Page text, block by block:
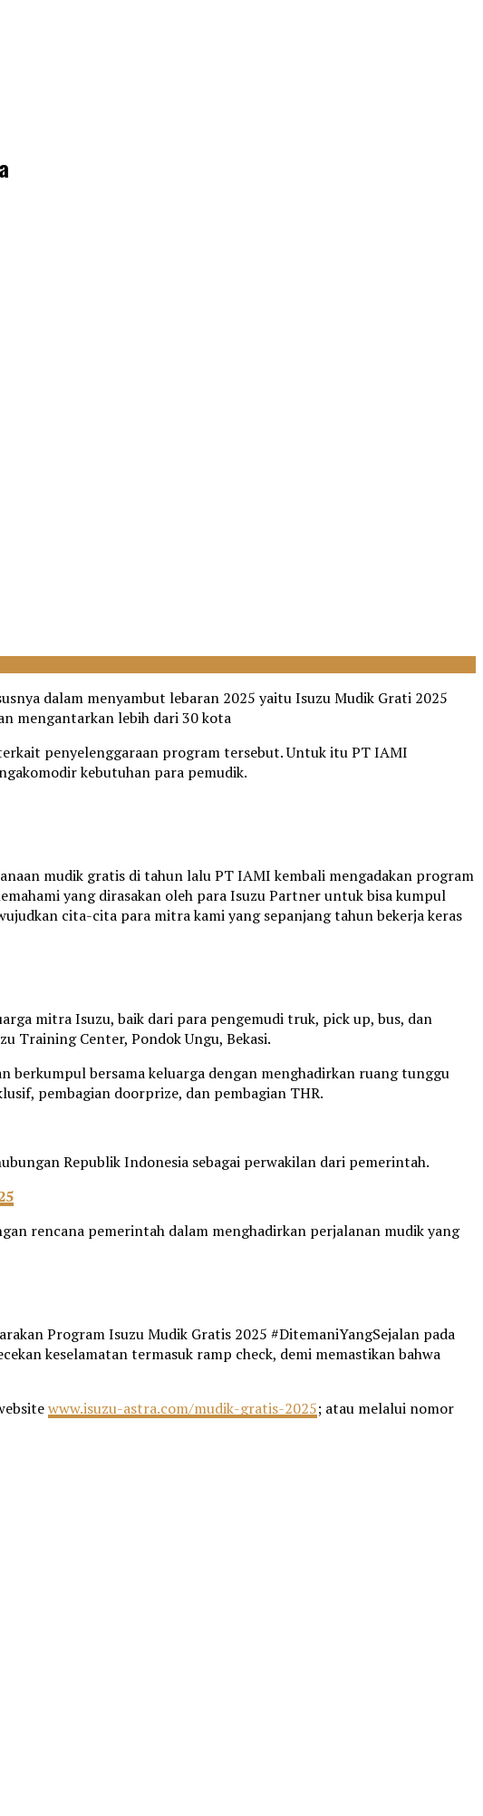
dalam menyambut lebaran 2025 yaitu Isuzu Mudik Grati 2025
mengantarkan lebih dari 30 kota
penyelenggaraan program tersebut. Untuk itu PT IAMI
kebutuhan para pemudik.
mudik gratis di tahun lalu PT IAMI kembali mengadakan program
yang dirasakan oleh para Isuzu Partner untuk bisa kumpul
cita-cita para mitra kami yang sepanjang tahun bekerja keras
mitra Isuzu, baik dari para pengemudi truk, pick up, bus, dan
Training Center, Pondok Ungu, Bekasi.
berkumpul bersama keluarga dengan menghadirkan ruang tunggu
pembagian doorprize, dan pembagian THR.
Republik Indonesia sebagai perwakilan dari pemerintah.
rencana pemerintah dalam menghadirkan perjalanan mudik yang
Program Isuzu Mudik Gratis 2025 #DitemaniYangSejalan pada
keselamatan termasuk ramp check, demi memastikan bahwa
www.isuzu-astra.com/mudik-gratis-2025; atau melalui nomor